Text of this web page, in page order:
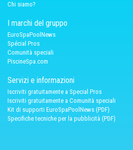
Chi siamo?
I marchi del gruppo
EuroSpaPoolNews
Spécial Pros
Comunità speciali
PiscineSpa.com
Servizi e informazioni
Iscriviti gratuitamente a Special Pros
Iscriviti gratuitamente a Comunità speciali
Kit di supporti EuroSpaPoolNews (PDF)
Specifiche tecniche per la pubblicità (PDF)